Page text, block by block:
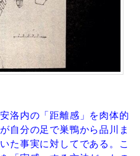
洛内の「距離感」を肉体的
自分の足で巣鴨から品川ま
た事実に対してである。こ